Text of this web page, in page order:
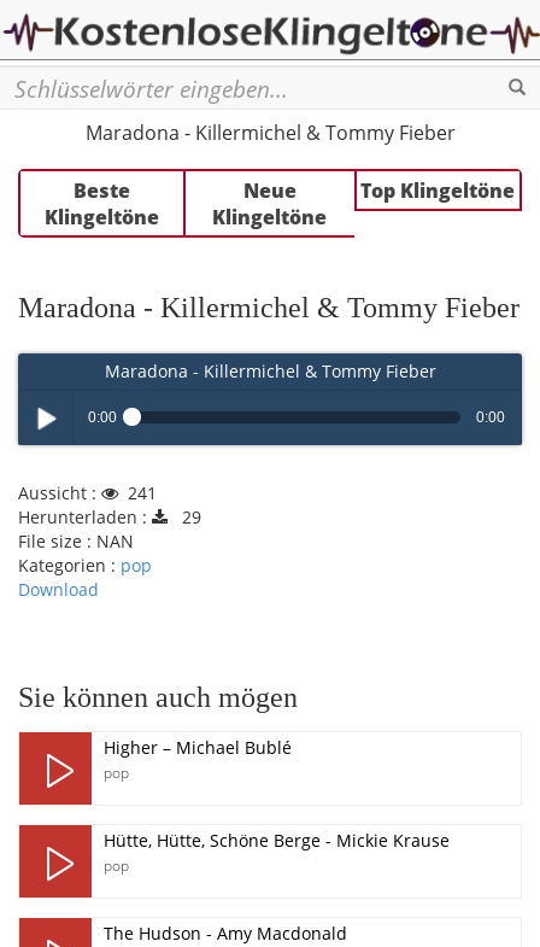
Maradona - Killermichel & Tommy Fieber
Beste
Klingeltöne
Neue
Klingeltöne
Top Klingeltöne
Maradona - Killermichel & Tommy Fieber
Maradona - Killermichel & Tommy Fieber
Play /
0:00 0:00
Aussicht :
241
Herunterladen :
29
File size : NAN
Kategorien : pop
Download
Sie können auch mögen
Higher – Michael Bublé
pop
Hütte, Hütte, Schöne Berge - Mickie Krause
pop
The Hudson - Amy Macdonald